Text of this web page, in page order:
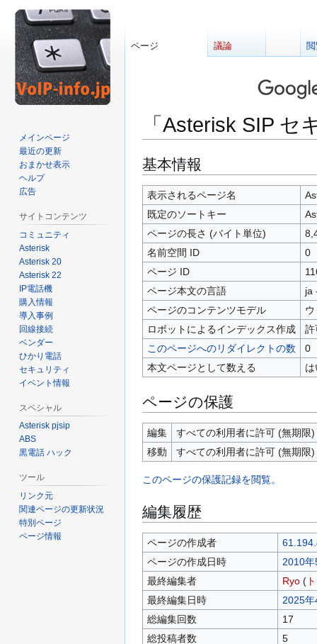
「Asterisk SIP セ
ナ
ビ
ゲ
ー
シ
ン
に
移
動
検
索
に
移
動
基本情報
表示されるページ名
既定のソートキー
ページの長さ (バイト単位)
名前空間 ID
0
ページ ID
ページ本文の言語
ja
ページのコンテンツモデル
ロボットによるインデックス作成
許
このページへのリダイレクトの数
0
本文ページとして数える
は
ページの保護
編集
すべての利用者に許可 (無期限)
移動
すべての利用者に許可 (無期限)
このページの保護記録を閲覧。
編集履歴
ページの作成者
ページの作成日時
2010
最終編集者
Ryo (
最終編集日時
2025
総編集回数
17
総投稿者数
5
ページ 議論
メインページ
最近の更新
おまかせ表示
ヘルプ
広告
サイトコンテンツ
コミュニティ
Asterisk
Asterisk 20
Asterisk 22
IP電話機
購入情報
導入事例
回線接続
ベンダー
ひかり電話
セキュリティ
イベント情報
スペシャル
Asterisk pjsip
ABS
黒電話 ハック
ツール
リンク元
関連ページの更新状況
特別ページ
ページ情報